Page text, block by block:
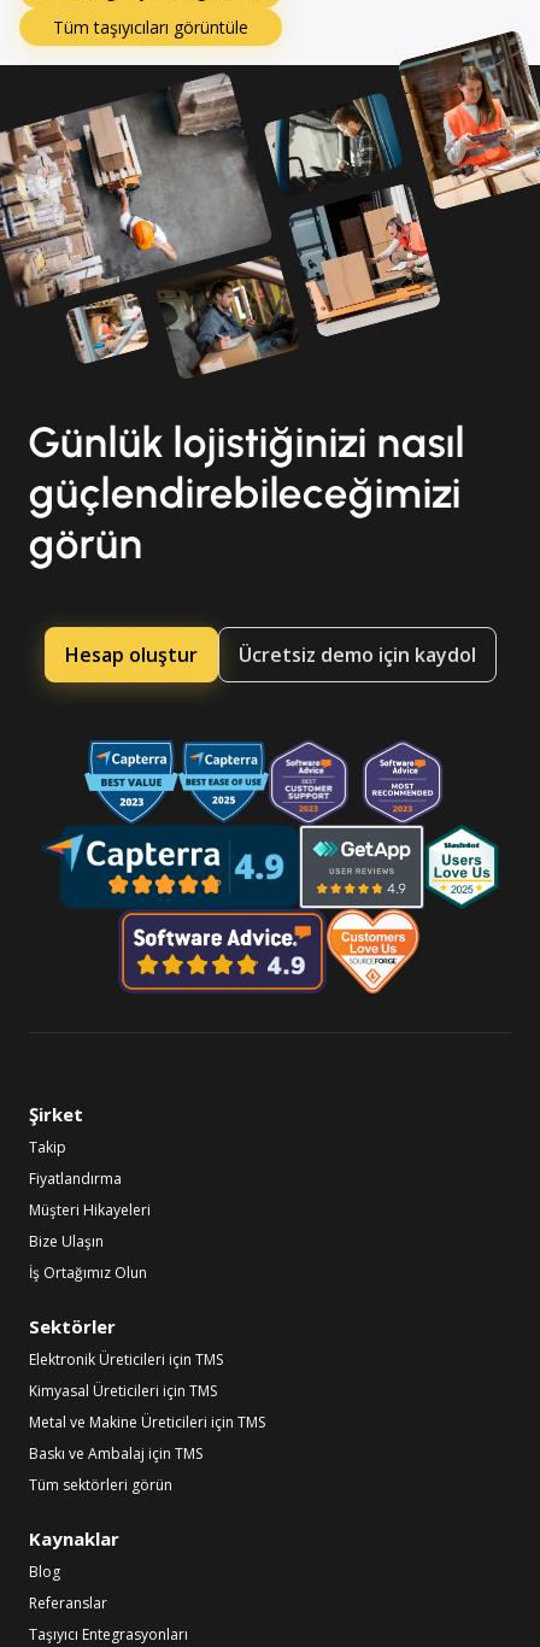
Tüm taşıyıcıları görüntüle
Günlük lojistiğinizi nasıl
güçlendirebileceğimizi
görün
Hesap oluştur Ücretsiz demo için kaydol
Şirket
Takip
Fiyatlandırma
Müşteri Hikayeleri
Bize Ulaşın
İş Ortağımız Olun
Sektörler
Elektronik Üreticileri için TMS
Kimyasal Üreticileri için TMS
Metal ve Makine Üreticileri için TMS
Baskı ve Ambalaj için TMS
Tüm sektörleri görün
Kaynaklar
Blog
Referanslar
Taşıyıcı Entegrasyonları